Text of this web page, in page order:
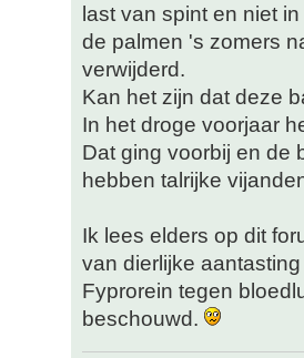
last van spint en niet
de palmen 's zomers
verwijderd.
Kan het zijn dat deze
In het droge voorjaar
Dat ging voorbij en de
hebben talrijke
Ik lees elders op dit
van dierlijke
Fyprorein tegen
beschouwd.